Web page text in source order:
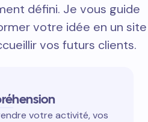
défini. Je vous guide
votre idée en un site
vos futurs clients.
votre activité, vos